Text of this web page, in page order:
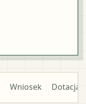
Wniosek Dotacja